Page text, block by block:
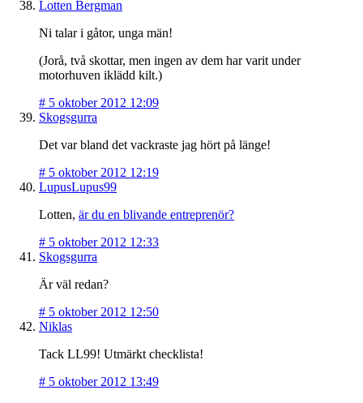
Lotten Bergman
Ni talar i gåtor, unga män!
(Jorå, två skottar, men ingen av dem har varit under
motorhuven iklädd kilt.)
# 5 oktober 2012 12:09
Skogsgurra
Det var bland det vackraste jag hört på länge!
# 5 oktober 2012 12:19
LupusLupus99
Lotten, är du en blivande entreprenör?
# 5 oktober 2012 12:33
Skogsgurra
Är väl redan?
# 5 oktober 2012 12:50
Niklas
Tack LL99! Utmärkt checklista!
# 5 oktober 2012 13:49